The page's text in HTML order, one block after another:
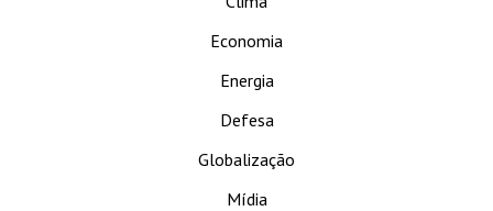
Economia
Energia
Defesa
Globalização
Mídia